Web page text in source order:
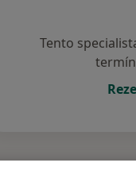
Tento